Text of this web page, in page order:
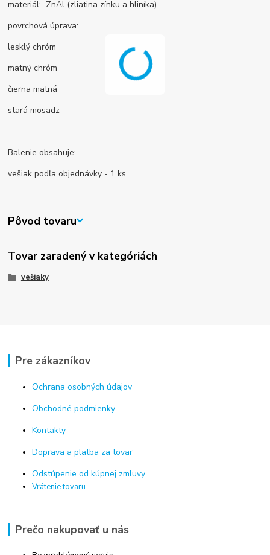
materiál: ZnAl (zliatina zínku a hliníka)
povrchová úprava:
lesklý chróm
matný chróm
čierna matná
stará mosadz
Balenie obsahuje:
vešiak podľa objednávky - 1 ks
Pôvod tovaru
Tovar zaradený v kategóriách
vešiaky
Pre zákazníkov
Ochrana osobných údajov
Obchodné podmienky
Kontakty
Doprava a platba za tovar
Odstúpenie od kúpnej zmluvy
Vrátenie tovaru
Prečo nakupovať u nás